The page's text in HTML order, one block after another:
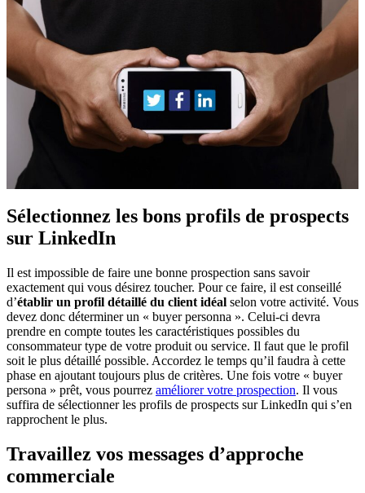
Sélectionnez les bons profils de prospects
sur LinkedIn
Il est impossible de faire une bonne prospection sans savoir
exactement qui vous désirez toucher. Pour ce faire, il est conseillé
d’établir un profil détaillé du client idéal selon votre activité. Vous
devez donc déterminer un « buyer personna ». Celui-ci devra
prendre en compte toutes les caractéristiques possibles du
consommateur type de votre produit ou service. Il faut que le profil
soit le plus détaillé possible. Accordez le temps qu’il faudra à cette
phase en ajoutant toujours plus de critères. Une fois votre « buyer
persona » prêt, vous pourrez améliorer votre prospection. Il vous
suffira de sélectionner les profils de prospects sur LinkedIn qui s’en
rapprochent le plus.
Travaillez vos messages d’approche
commerciale